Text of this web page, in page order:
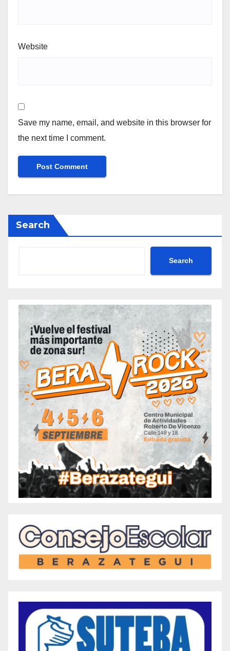
Website
Save my name, email, and website in this browser for
the next time I comment.
Search
Search